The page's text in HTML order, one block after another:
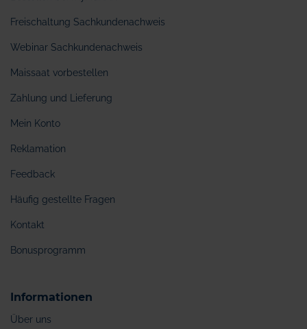
Freischaltung Sachkundenachweis
Webinar Sachkundenachweis
Maissaat vorbestellen
Zahlung und Lieferung
Mein Konto
Reklamation
Feedback
Häufig gestellte Fragen
Kontakt
Bonusprogramm
Informationen
Über uns